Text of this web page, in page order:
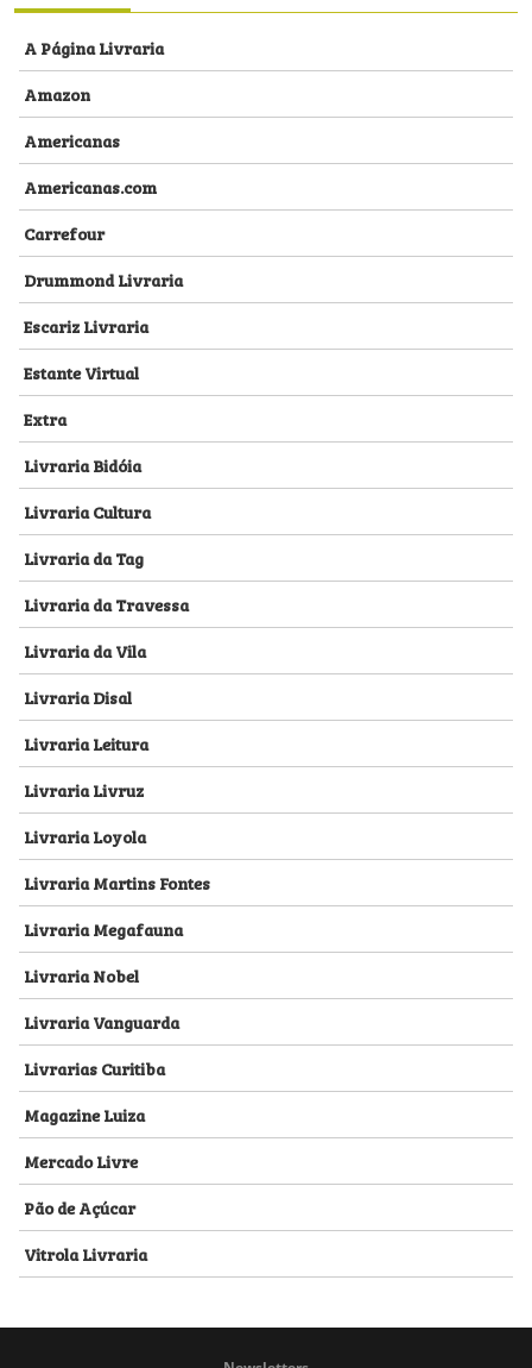
A Página Livraria
Amazon
Americanas
Americanas.com
Carrefour
Drummond Livraria
Escariz Livraria
Estante Virtual
Extra
Livraria Bidóia
Livraria Cultura
Livraria da Tag
Livraria da Travessa
Livraria da Vila
Livraria Disal
Livraria Leitura
Livraria Livruz
Livraria Loyola
Livraria Martins Fontes
Livraria Megafauna
Livraria Nobel
Livraria Vanguarda
Livrarias Curitiba
Magazine Luiza
Mercado Livre
Pão de Açúcar
Vitrola Livraria